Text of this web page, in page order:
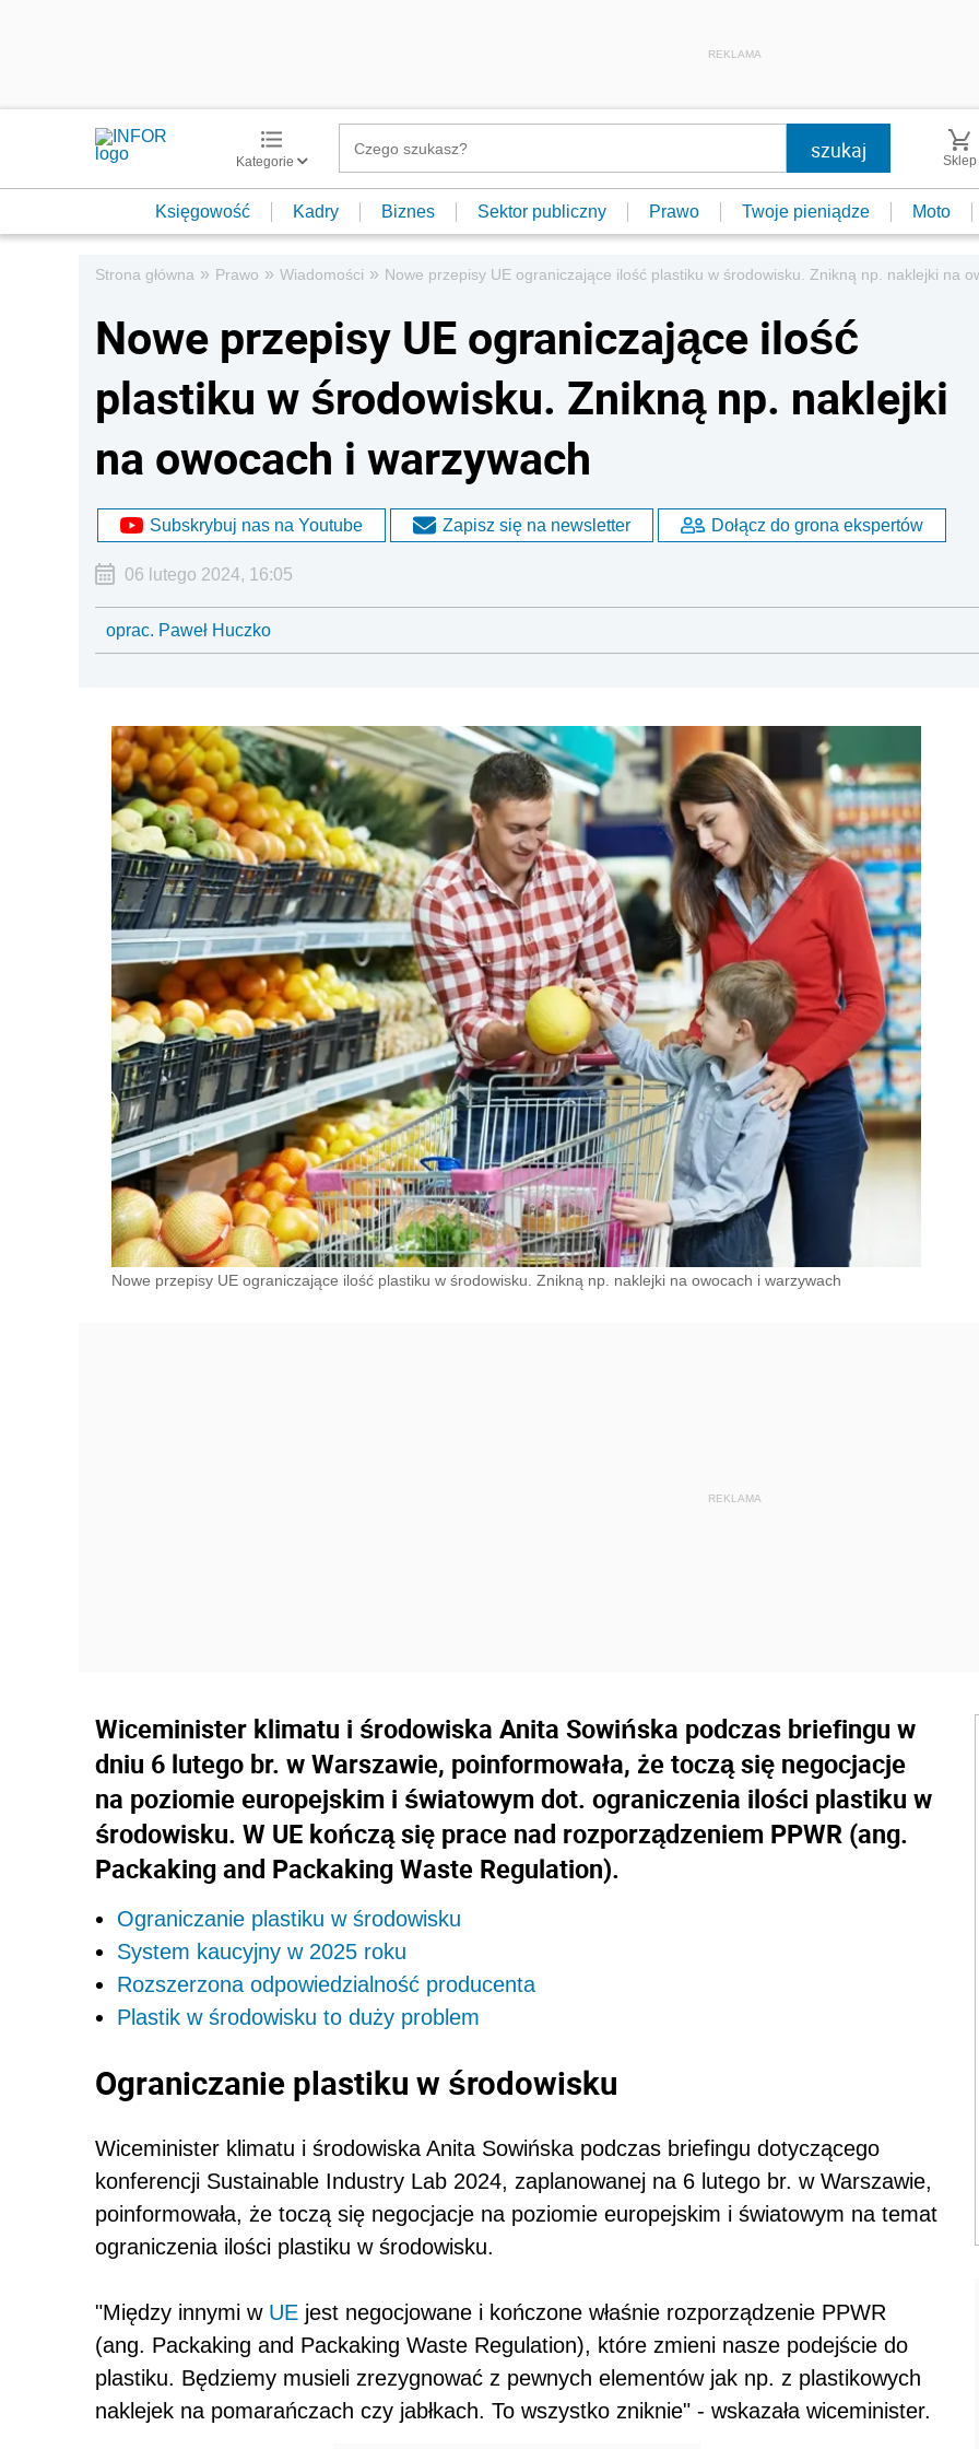
REKLAMA
Kategorie Sklep
Księgowość Kadry Biznes Sektor publiczny Prawo Twoje pieniądze Moto
Strona główna » Prawo » Wiadomości » Nowe przepisy UE ograniczające ilość plastiku w środowisku. Znikną np. naklejki na
Nowe przepisy UE ograniczające ilość
plastiku w środowisku. Znikną np. naklejki
na owocach i warzywach
Subskrybuj nas na Youtube Zapisz się na newsletter Dołącz do grona ekspertów
06 lutego 2024, 16:05
oprac. Paweł Huczko
Nowe przepisy UE ograniczające ilość plastiku w środowisku. Znikną np. naklejki na owocach i warzywach
Wiceminister klimatu i środowiska Anita Sowińska podczas briefingu w
dniu 6 lutego br. w Warszawie, poinformowała, że toczą się negocjacje
na poziomie europejskim i światowym dot. ograniczenia ilości plastiku w
środowisku. W UE kończą się prace nad rozporządzeniem PPWR (ang.
Packaking and Packaking Waste Regulation).
Ograniczanie plastiku w środowisku
System kaucyjny w 2025 roku
Rozszerzona odpowiedzialność producenta
Plastik w środowisku to duży problem
Ograniczanie plastiku w środowisku
Wiceminister klimatu i środowiska Anita Sowińska podczas briefingu dotyczącego
konferencji Sustainable Industry Lab 2024, zaplanowanej na 6 lutego br. w Warszawie,
poinformowała, że toczą się negocjacje na poziomie europejskim i światowym na temat
ograniczenia ilości plastiku w środowisku.
"Między innymi w UE jest negocjowane i kończone właśnie rozporządzenie PPWR
(ang. Packaking and Packaking Waste Regulation), które zmieni nasze podejście do
plastiku. Będziemy musieli zrezygnować z pewnych elementów jak np. z plastikowych
naklejek na pomarańczach czy jabłkach. To wszystko zniknie" - wskazała wiceminister.